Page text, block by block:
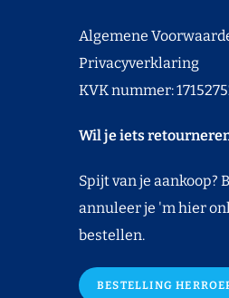
Algemene
Privacyverklaring
KVK nummer:
Wil je iets
Spijt van je aankoop?
annuleer je 'm hier
bestellen.
BESTELLING